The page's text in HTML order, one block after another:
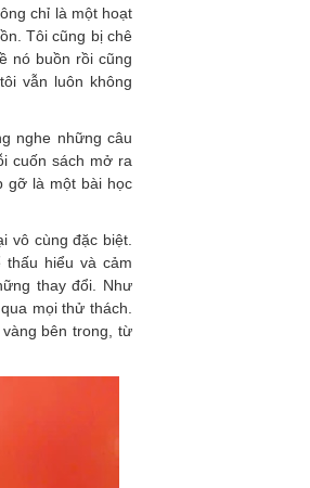
chỉ là một hoạt
Tôi cũng bị chê
nó buồn rồi cũng
vẫn luôn không
nghe những câu
cuốn sách mở ra
gỡ là một bài học
vô cùng đặc biệt.
hiểu và cảm
thay đổi. Như
mọi thử thách.
bên trong, từ